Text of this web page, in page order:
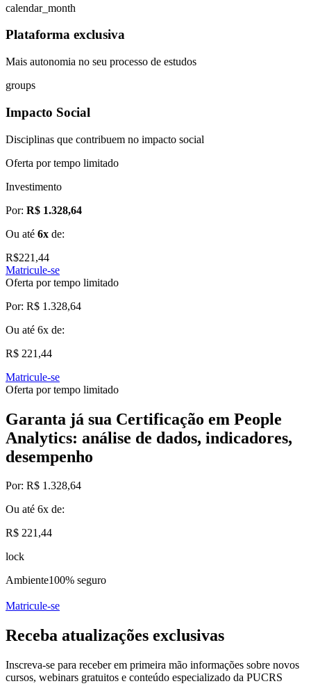
calendar_month
Plataforma exclusiva
Mais autonomia no seu processo de estudos
groups
Impacto Social
Disciplinas que contribuem no impacto social
Oferta por tempo limitado
Investimento
Por: R$ 1.328,64
Ou até 6x de:
R$221,44
Matricule-se
Oferta por tempo limitado
Por: R$ 1.328,64
Ou até 6x de:
R$ 221,44
Matricule-se
Oferta por tempo limitado
Garanta já sua Certificação em People
Analytics: análise de dados, indicadores,
desempenho
Por: R$ 1.328,64
Ou até 6x de:
R$ 221,44
lock
Ambiente100% seguro
Matricule-se
Receba atualizações exclusivas
Inscreva-se para receber em primeira mão informações sobre novos
cursos, webinars gratuitos e conteúdo especializado da PUCRS